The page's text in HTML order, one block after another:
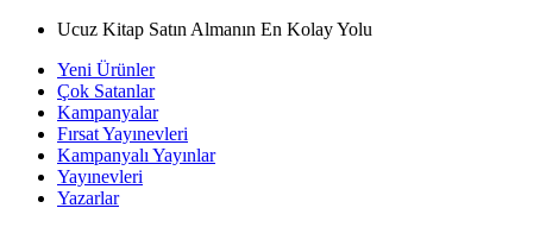
Ucuz Kitap Satın Almanın En Kolay Yolu
Yeni Ürünler
Çok Satanlar
Kampanyalar
Fırsat Yayınevleri
Kampanyalı Yayınlar
Yayınevleri
Yazarlar